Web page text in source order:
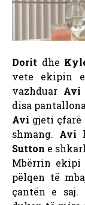
Dorit dhe
vete ekipin
vazhduar Avi
disa
Avi gjeti çfarë
shmang. Avi
Sutton e
Mbërrin ekipi
pëlqen të
çantën e saj.